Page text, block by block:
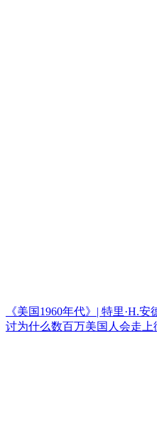
《美国1960年代》| 特里·H.
讨为什么数百万美国人会走上